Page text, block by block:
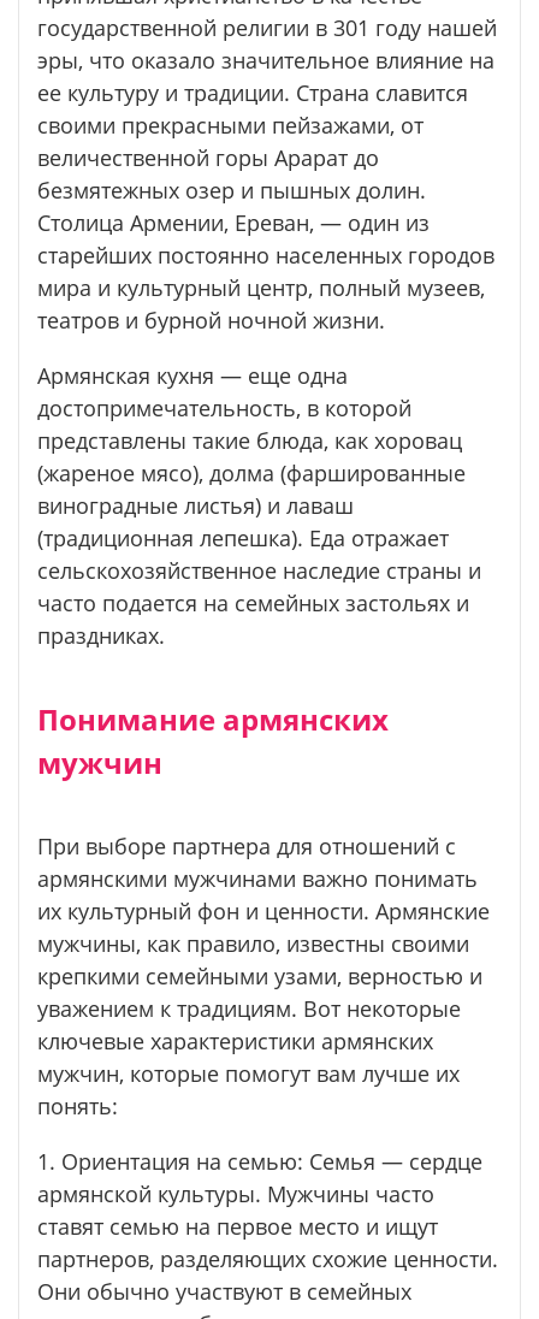
государственной религии в 301 году нашей
эры, что оказало значительное влияние на
ее культуру и традиции. Страна славится
своими прекрасными пейзажами, от
величественной горы Арарат до
безмятежных озер и пышных долин.
Столица Армении, Ереван, — один из
старейших постоянно населенных городов
мира и культурный центр, полный музеев,
театров и бурной ночной жизни.
Армянская кухня — еще одна
достопримечательность, в которой
представлены такие блюда, как хоровац
(жареное мясо), долма (фаршированные
виноградные листья) и лаваш
(традиционная лепешка). Еда отражает
сельскохозяйственное наследие страны и
часто подается на семейных застольях и
праздниках.
Понимание армянских
мужчин
При выборе партнера для отношений с
армянскими мужчинами важно понимать
их культурный фон и ценности. Армянские
мужчины, как правило, известны своими
крепкими семейными узами, верностью и
уважением к традициям. Вот некоторые
ключевые характеристики армянских
мужчин, которые помогут вам лучше их
понять:
1. Ориентация на семью: Семья — сердце
армянской культуры. Мужчины часто
ставят семью на первое место и ищут
партнеров, разделяющих схожие ценности.
Они обычно участвуют в семейных